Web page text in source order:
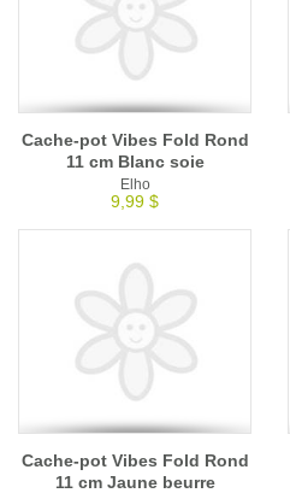
Cache-pot Vibes Fold Rond
11 cm Blanc soie
Elho
9,99 $
Cache-pot Vibes Fold Rond
11 cm Jaune beurre